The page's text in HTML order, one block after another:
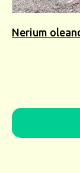
Nerium